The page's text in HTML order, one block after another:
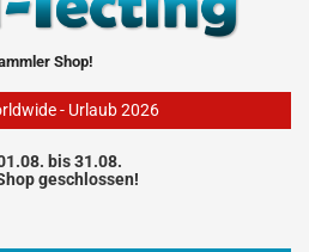
Shop!
- Urlaub 2026
bis 31.08.
geschlossen!